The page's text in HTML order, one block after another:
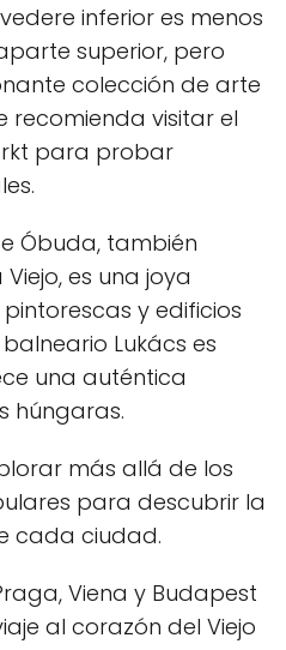
inferior es menos
superior, pero
colección de arte
recomienda visitar el
para probar
Óbuda, también
es una joya
y edificios
Lukács es
una auténtica
húngaras.
más allá de los
para descubrir la
cada ciudad.
Viena y Budapest
al corazón del Viejo